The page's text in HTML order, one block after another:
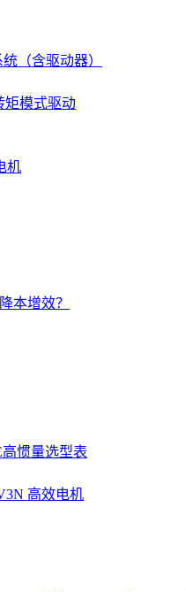
（含驱动器）
矩模式驱动
机
本增效？
惯量选型表
高效电机